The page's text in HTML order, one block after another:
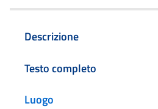
Descrizione
Testo completo
Luogo